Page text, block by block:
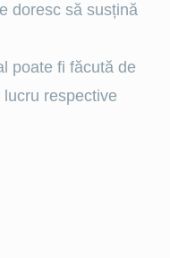
doresc să susțină
poate fi făcută de
respective